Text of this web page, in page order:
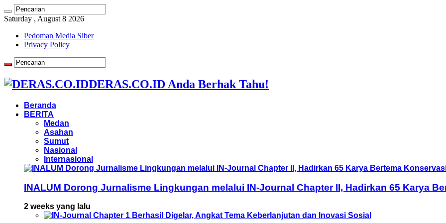
Saturday , August 8 2026
Pedoman Media Siber
Privacy Policy
DERAS.CO.ID Anda Berhak Tahu!
Beranda
BERITA
Medan
Asahan
Sumut
Nasional
Internasional
INALUM Dorong Jurnalisme Lingkungan melalui IN-Journal Chapter II, Hadirkan 65 Karya
2 weeks yang lalu